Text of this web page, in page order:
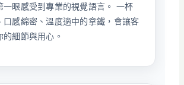
一眼感受到專業的視覺語言。 一杯
口感綿密、溫度適中的拿鐵，會讓客
的細節與用心。